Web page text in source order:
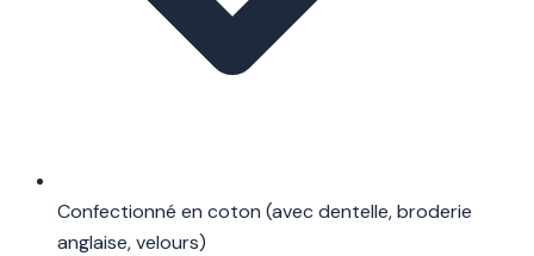
Confectionné en coton (avec dentelle, broderie
anglaise, velours)